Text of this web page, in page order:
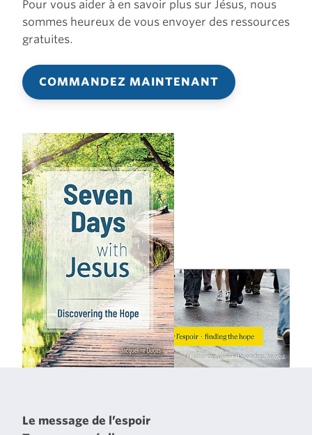
Pour vous aider à en savoir plus sur Jésus, nous
sommes heureux de vous envoyer des ressources
gratuites.
COMMANDEZ MAINTENANT
Le message de l’espoir